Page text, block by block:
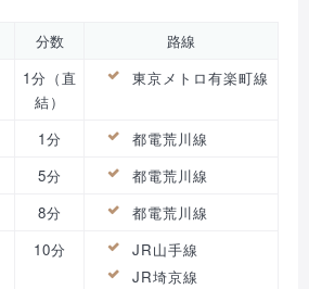
分数
路線
1分（直
結）
東京メトロ有楽町線
1分
都電荒川線
5分
都電荒川線
8分
都電荒川線
10分
JR山手線
JR埼京線